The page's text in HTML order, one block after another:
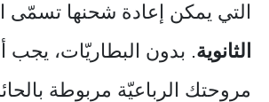
التي يمكن إعادة شحنها تسمّى
الثانوية. بدون البطاريّات، يجب
مروحتك الرباعيّة مربوطة